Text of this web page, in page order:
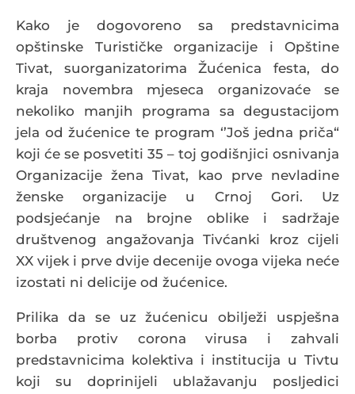
Kako je dogovoreno sa predstavnicima
opštinske Turističke organizacije i Opštine
Tivat, suorganizatorima Žućenica festa, do
kraja novembra mjeseca organizovaće se
nekoliko manjih programa sa degustacijom
jela od žućenice te program ‘’Još jedna priča“
koji će se posvetiti 35 – toj godišnjici osnivanja
Organizacije žena Tivat, kao prve nevladine
ženske organizacije u Crnoj Gori. Uz
podsjećanje na brojne oblike i sadržaje
društvenog angažovanja Tivćanki kroz cijeli
XX vijek i prve dvije decenije ovoga vijeka neće
izostati ni delicije od žućenice.
Prilika da se uz žućenicu obilježi uspješna
borba protiv corona virusa i zahvali
predstavnicima kolektiva i institucija u Tivtu
koji su doprinijeli ublažavanju posljedici